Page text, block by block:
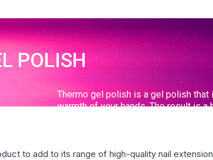
to add to its range of high-quality nail